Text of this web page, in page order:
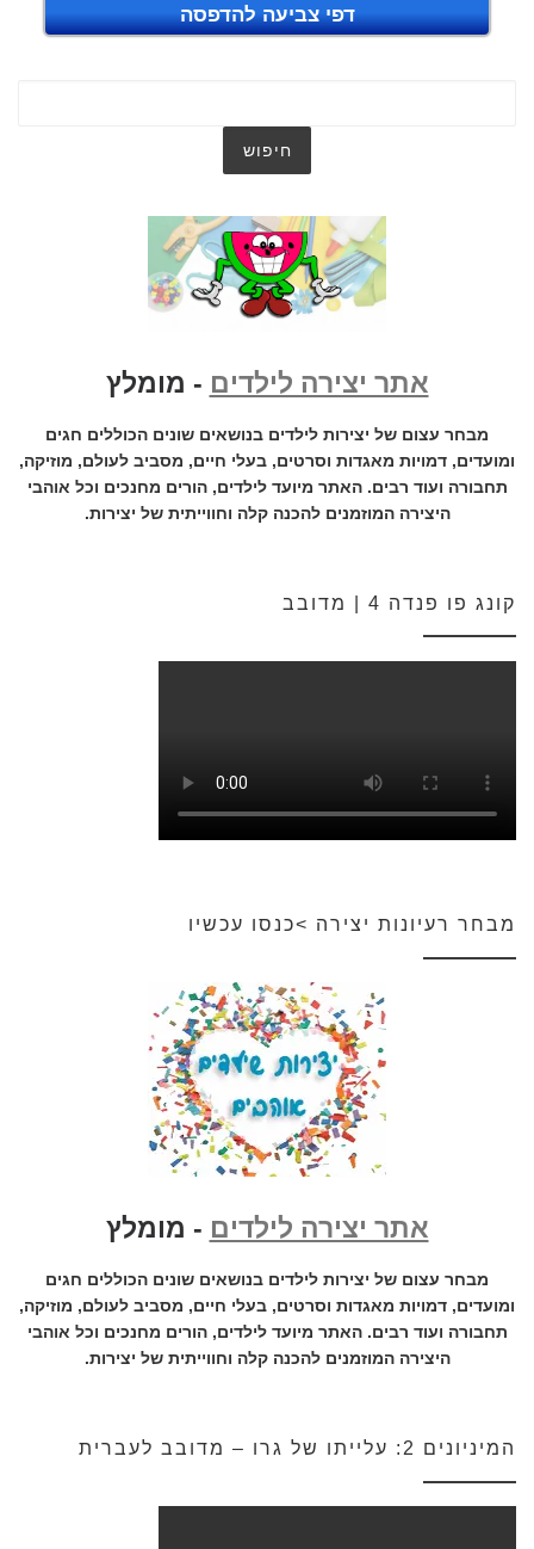
דפי צביעה להדפסה
אתר יצירה לילדים - מומלץ
מבחר עצום של יצירות לילדים בנושאים שונים הכוללים חגים
ומועדים, דמויות מאגדות וסרטים, בעלי חיים, מסביב לעולם, מוזיקה,
תחבורה ועוד רבים. האתר מיועד לילדים, הורים מחנכים וכל אוהבי
היצירה המוזמנים להכנה קלה וחווייתית של יצירות.
קונג פו פנדה 4 | מדובב
מבחר רעיונות יצירה >כנסו עכשיו
אתר יצירה לילדים - מומלץ
מבחר עצום של יצירות לילדים בנושאים שונים הכוללים חגים
ומועדים, דמויות מאגדות וסרטים, בעלי חיים, מסביב לעולם, מוזיקה,
תחבורה ועוד רבים. האתר מיועד לילדים, הורים מחנכים וכל אוהבי
היצירה המוזמנים להכנה קלה וחווייתית של יצירות.
המיניונים 2: עלייתו של גרו – מדובב לעברית